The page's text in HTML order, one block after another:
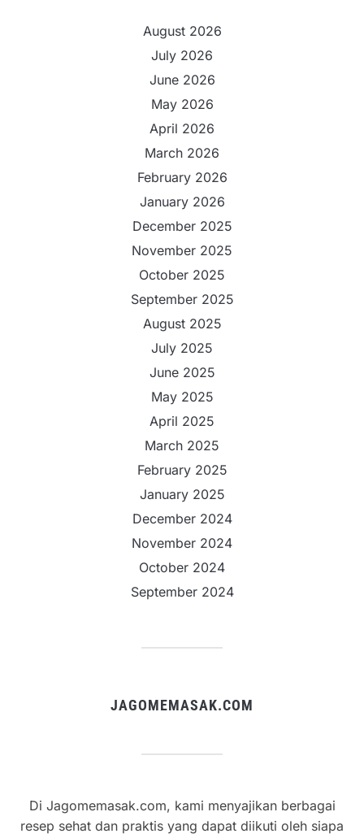
August 2026
July 2026
June 2026
May 2026
April 2026
March 2026
February 2026
January 2026
December 2025
November 2025
October 2025
September 2025
August 2025
July 2025
June 2025
May 2025
April 2025
March 2025
February 2025
January 2025
December 2024
November 2024
October 2024
September 2024
JAGOMEMASAK.COM
Di Jagomemasak.com, kami menyajikan berbagai
resep sehat dan praktis yang dapat diikuti oleh siapa